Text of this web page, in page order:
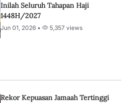
Inilah Seluruh Tahapan Haji
1448H/2027
Jun 01, 2026 • 5,357 views
Rekor Kepuasan Jamaah Tertinggi